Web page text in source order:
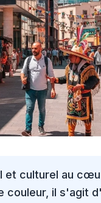
et culturel au
couleur, il s'agit